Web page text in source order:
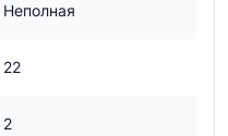
Неполная
22
2